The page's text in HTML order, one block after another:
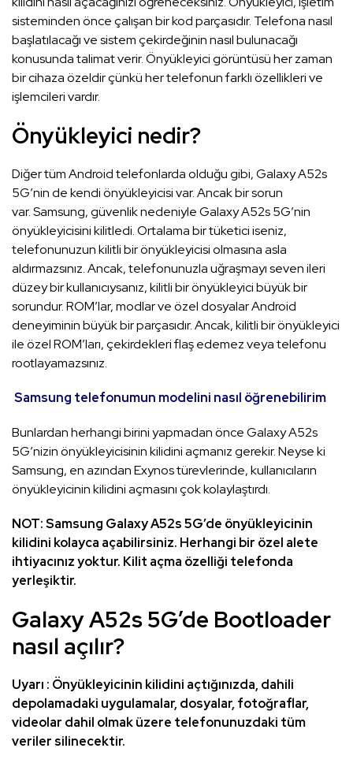
sisteminden önce çalışan bir kod parçasıdır. Telefona nasıl
başlatılacağı ve sistem çekirdeğinin nasıl bulunacağı
konusunda talimat verir. Önyükleyici görüntüsü her zaman
bir cihaza özeldir çünkü her telefonun farklı özellikleri ve
işlemcileri vardır.
Önyükleyici nedir?
Diğer tüm Android telefonlarda olduğu gibi, Galaxy A52s
5G’nin de kendi önyükleyicisi var. Ancak bir sorun
var. Samsung, güvenlik nedeniyle Galaxy A52s 5G’nin
önyükleyicisini kilitledi. Ortalama bir tüketici iseniz,
telefonunuzun kilitli bir önyükleyicisi olmasına asla
aldırmazsınız. Ancak, telefonunuzla uğraşmayı seven ileri
düzey bir kullanıcıysanız, kilitli bir önyükleyici büyük bir
sorundur. ROM’lar, modlar ve özel dosyalar Android
deneyiminin büyük bir parçasıdır. Ancak, kilitli bir önyükleyici
ile özel ROM’ları, çekirdekleri flaş edemez veya telefonu
rootlayamazsınız.
Samsung telefonumun modelini nasıl öğrenebilirim
Bunlardan herhangi birini yapmadan önce Galaxy A52s
5G’nizin önyükleyicisinin kilidini açmanız gerekir. Neyse ki
Samsung, en azından Exynos türevlerinde, kullanıcıların
önyükleyicinin kilidini açmasını çok kolaylaştırdı.
NOT: Samsung Galaxy A52s 5G’de önyükleyicinin
kilidini kolayca açabilirsiniz. Herhangi bir özel alete
ihtiyacınız yoktur. Kilit açma özelliği telefonda
yerleşiktir.
Galaxy A52s 5G’de Bootloader
nasıl açılır?
Uyarı : Önyükleyicinin kilidini açtığınızda, dahili
depolamadaki uygulamalar, dosyalar, fotoğraflar,
videolar dahil olmak üzere telefonunuzdaki tüm
veriler silinecektir.